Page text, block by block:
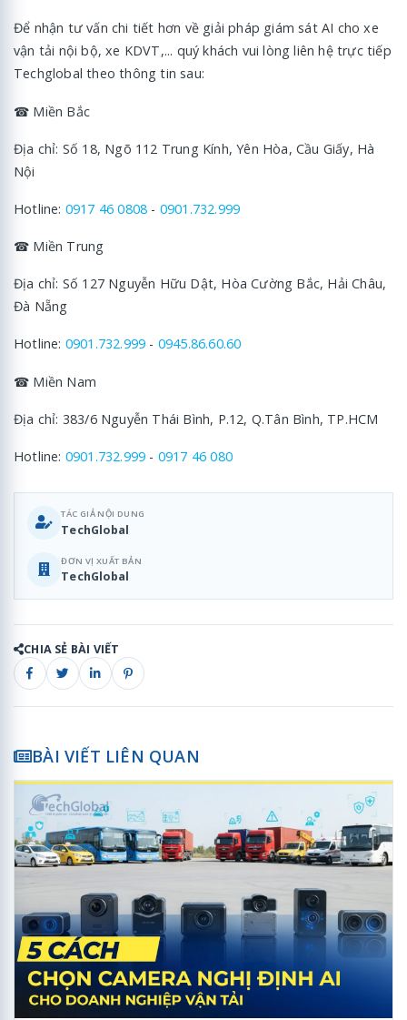
Để nhận tư vấn chi tiết hơn về giải pháp giám sát AI cho xe
vận tải nội bộ, xe KDVT,... quý khách vui lòng liên hệ trực tiếp
Techglobal theo thông tin sau:
☎ Miền Bắc
Địa chỉ: Số 18, Ngõ 112 Trung Kính, Yên Hòa, Cầu Giấy, Hà
Nội
Hotline: 0917 46 0808 - 0901.732.999
☎ Miền Trung
Địa chỉ: Số 127 Nguyễn Hữu Dật, Hòa Cường Bắc, Hải Châu,
Đà Nẵng
Hotline: 0901.732.999 - 0945.86.60.60
☎ Miền Nam
Địa chỉ: 383/6 Nguyễn Thái Bình, P.12, Q.Tân Bình, TP.HCM
Hotline: 0901.732.999 - 0917 46 080
TÁC GIẢ NỘI DUNG
TechGlobal
ĐƠN VỊ XUẤT BẢN
TechGlobal
CHIA SẺ BÀI VIẾT
BÀI VIẾT LIÊN QUAN